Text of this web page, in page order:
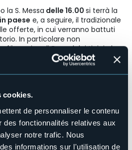
cookies.
de personnaliser le contenu
des fonctionnalités relatives aux
notre trafic. Nous
informations sur l'utilisation de
la S. Messa delle 16.00 si terrà la
paese e, a seguire, il tradizionale
offerte, in cui verranno battuti
In particolare non
fügascine di Egro, dolci tipici che
preparati dagli abitanti del borgo
accesso in occasione della
feudale”
Anchisi ed Emanuela Valeri
Il volume raccoglie la storia del
umane, ricordi e leggende dal
il libro sarà il professor
dei Lincei, professore